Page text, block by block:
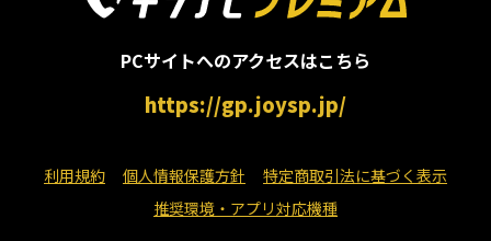
PCサイトへのアクセスはこちら
https://gp.joysp.jp/
利用規約 個人情報保護方針
特定商取引法に基づく表示
推奨環境・アプリ対応機種